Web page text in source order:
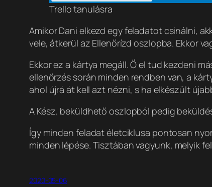
Trello tanulásra
Amikor Dani elkezd egy feladatot csinálni,
vele, átkerül az Ellenőrízd oszlopba. Ekkor
Ekkor ez a kártya megáll. Ő el tud kezdeni
ellenőrzés során minden rendben van, a
ahol újrá át kell azt nézni, s ha elkészült
A Kész, beküldhető oszlopból pedig
Így minden feladat életciklusa pontosan
minden lépése. Tisztában vagyunk, melyik
2020-05-06